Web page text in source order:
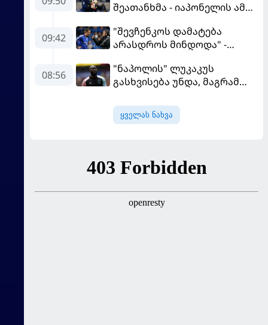
შეათანხმა - იაპონელის ამ
შევალიეს
გადაწყვეტილებაზე გადის
09:42
"შევჩენკოს დამატება
არასდროს მინდოდა" -
ტრანსფერი გაიხსენა
08:56
"ნაპოლის" ლუკაკუს
გასხვისება უნდა, მაგრამ
უთანხმდება
ყველას ნახვა